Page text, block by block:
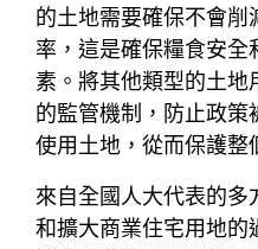
的土地需要確保不會削
率，這是確保糧食安全
素。將其他類型的土
的監管機制，防止政策
使用土地，從而保護整
來自全國人大代表的多
和擴大商業住宅用地的